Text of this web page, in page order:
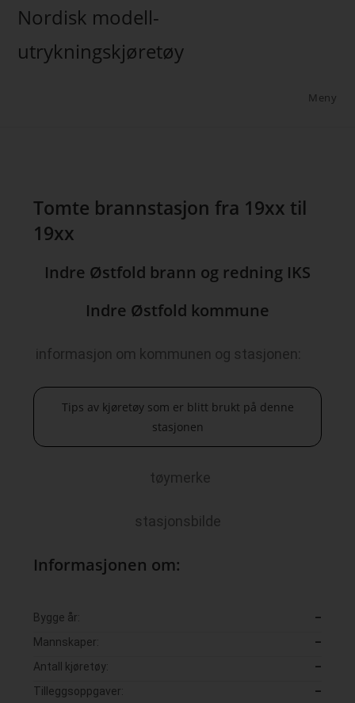
Nordisk modell-
utrykningskjøretøy
Meny
Tomte brannstasjon fra 19xx til
19xx
Indre Østfold brann og redning IKS
Indre Østfold kommune
informasjon om kommunen og stasjonen:
Tips av kjøretøy som er blitt brukt på denne
stasjonen
tøymerke
stasjonsbilde
Informasjonen om:
Bygge år:
–
Mannskaper:
–
Antall kjøretøy:
–
Tilleggsoppgaver:
–